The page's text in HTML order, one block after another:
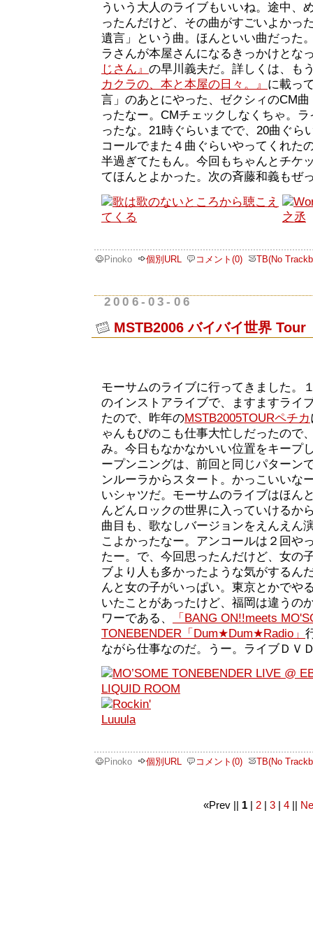
ういう大人のライブもいいね。途中、
ったんだけど、その曲がすごいよかっ
遺言」という曲。ほんといい曲だった
ラさんが本屋さんになるきっかけとな
じさん』 の早川義夫だ。詳しくは、も
カクラの、本と本屋の日々。』 に載っ
言」のあとにやった、ゼクシィのCM
ったなー。CMチェックしなくちゃ。
ったな。21時ぐらいまでで、20曲ぐら
コールでまた４曲ぐらいやってくれた
半過ぎてたもん。今回もちゃんとチケ
てほんとよかった。次の斉藤和義もぜ
Pinoko 個別URL コメント(0) TB(No
2006-03-06
MSTB2006 バイバイ世界 Tour
モーサムのライブに行ってきました。
のインストアライブで、ますますライ
たので、昨年のMSTB2005TOURペチカ
ゃんもぴのこも仕事大忙しだったので
み。今日もなかなかいい位置をキープ
ープンニングは、前回と同じパターン
ンルーラからスタート。かっこいいな
いシャツだ。モーサムのライブはほん
んどんロックの世界に入っていけるか
曲目も、歌なしバージョンをえんえん
こよかったなー。アンコールは２回や
たー。で、今回思ったんだけど、女の
ブより人も多かったような気がするん
んと女の子がいっぱい。東京とかでや
いたことがあったけど、福岡は違うの
ワーである、
「BANG ON!!meets
TONEBENDER「Dum★Dum★Radio」
ながら仕事なのだ。うー。ライブＤＶ
Pinoko 個別URL コメント(0) TB(No
«Prev || 1 2 3 4